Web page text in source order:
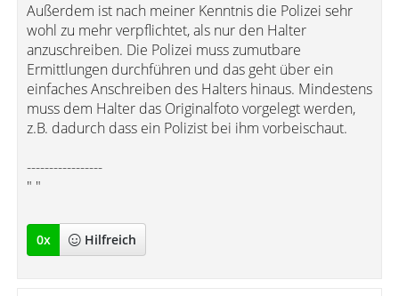
Außerdem ist nach meiner Kenntnis die Polizei sehr
wohl zu mehr verpflichtet, als nur den Halter
anzuschreiben. Die Polizei muss zumutbare
Ermittlungen durchführen und das geht über ein
einfaches Anschreiben des Halters hinaus. Mindestens
muss dem Halter das Originalfoto vorgelegt werden,
z.B. dadurch dass ein Polizist bei ihm vorbeischaut.
-----------------
" "
0x Hilfreich